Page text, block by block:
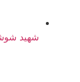
شهید شوشتری راه